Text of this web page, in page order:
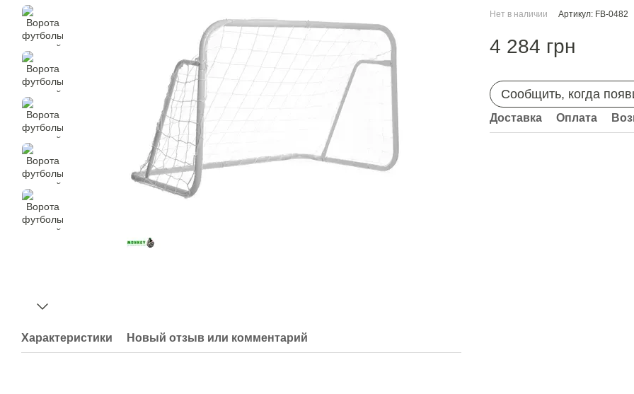
Характеристики Новый отзыв или комментарий
Нет в наличии Артикул: FB-0482
4 284 грн
Сообщить, когда
Доставка Оплата